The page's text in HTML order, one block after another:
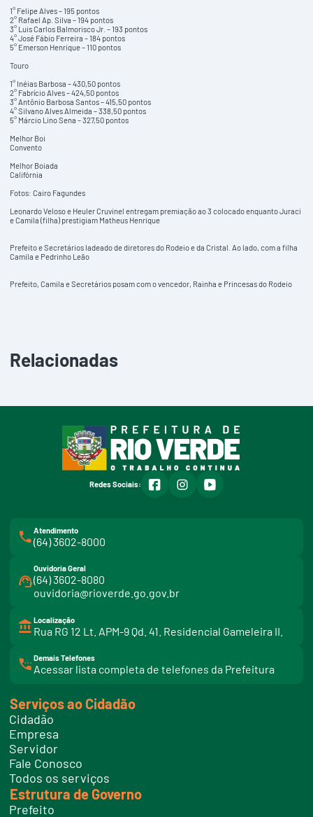
1° Felipe Alves – 195 pontos
2° Rafael Ap. Silva – 194 pontos
3° Luis Carlos Balmorisco Jr. – 193 pontos
4° José Fábio Ferreira – 184 pontos
5° Emerson Henrique – 110 pontos
Touro
1° Inéias Barbosa – 430,50 pontos
2° Fabrício Alves – 424,50 pontos
3° Antônio Barbosa Santos – 415,50 pontos
4° Silvano Alves Almeida – 338,50 pontos
5° Márcio Lino Sena – 327,50 pontos
Melhor Boi
Convento
Melhor Boiada
Califórnia
Fotos: Cairo Fagundes
Leonardo Veloso e Heuler Cruvinel entregam premiação ao 3 colocado enquanto Juraci
e Camila (filha) prestigiam Matheus Henrique
Prefeito e Secretários ladeado de diretores do Rodeio e da Cristal. Ao lado, com a filha
Camila e Pedrinho Leão
Prefeito, Camila e Secretários posam com o vencedor, Rainha e Princesas do Rodeio
Relacionadas
Redes Sociais: facebookinstagramyoutube
Atendimento
(64) 3602-8000
Ouvidoria Geral
(64) 3602-8080
ouvidoria@rioverde.go.gov.br
Localização
Rua RG 12 Lt. APM-9 Qd. 41. Residencial Gameleira II.
Demais Telefones
Acessar lista completa de telefones da Prefeitura
i
t
e
l
f
o
e
s
Serviços ao Cidadão
Cidadão
Empresa
Servidor
Fale Conosco
Todos os serviços
Estrutura de Governo
Prefeito